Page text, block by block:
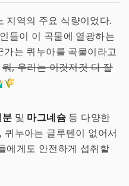
지역의 주요 식량이었다.
들이 이 곡물에 열광하는
는 퀴누아를 곡물이라고
뭐, 우리는 이것저것 다 잘
분 및 마그네슘 등 다양한
누아는 글루텐이 없어서
에게도 안전하게 섭취할